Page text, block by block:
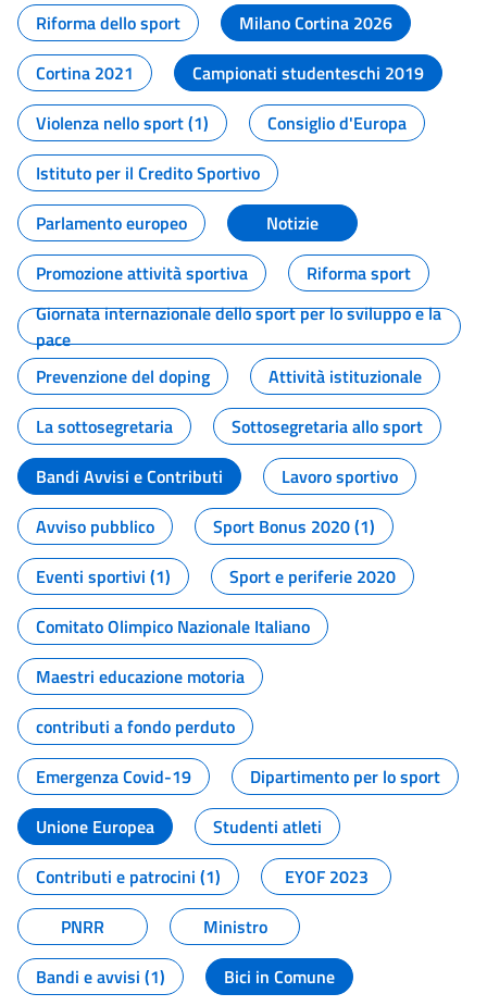
Riforma dello sport
Milano Cortina 2026
Cortina 2021
Campionati studenteschi 2019
Violenza nello sport (1)
Consiglio d'Europa
Istituto per il Credito Sportivo
Parlamento europeo
Notizie
Promozione attività sportiva
Riforma sport
Giornata internazionale dello sport per lo sviluppo e la
pace
Prevenzione del doping
Attività istituzionale
La sottosegretaria
Sottosegretaria allo sport
Bandi Avvisi e Contributi
Lavoro sportivo
Avviso pubblico
Sport Bonus 2020 (1)
Eventi sportivi (1)
Sport e periferie 2020
Comitato Olimpico Nazionale Italiano
Maestri educazione motoria
contributi a fondo perduto
Emergenza Covid-19
Dipartimento per lo sport
Unione Europea
Studenti atleti
Contributi e patrocini (1)
EYOF 2023
PNRR
Ministro
Bandi e avvisi (1)
Bici in Comune